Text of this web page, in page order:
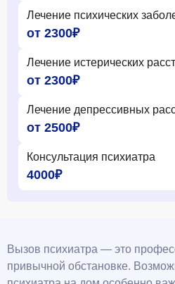
Лечение психических
от 2300₽
Лечение истерических
от 2300₽
Лечение депрессивных
от 2500₽
Консультация психиатра
4000₽
Вызов психиатра — это
привычной обстановке.